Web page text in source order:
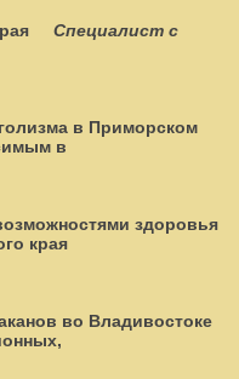
Специалист с
в Приморском
в
здоровья
края
во Владивостоке